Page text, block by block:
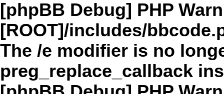
[phpBB Debug] PHP
[ROOT]/includes/
The /e modifier is no
preg_replace_callback